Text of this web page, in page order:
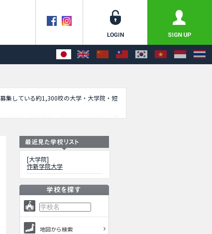
集している約1,300校の大学・大学院・短
試情報、施設案内、アクセスなど外国人留
[大学院]
作新学院大学
地図から検索